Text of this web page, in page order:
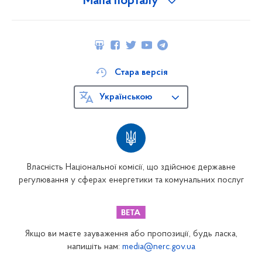
Власність Національної комісії, що здійснює державне
регулювання у сферах енергетики та комунальних послуг
Стара версія
Українською
Якщо ви маєте зауваження або пропозиції, будь ласка,
напишіть нам: media@nerc.gov.ua